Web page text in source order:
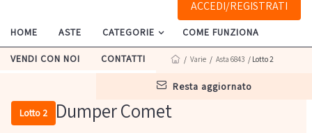
ACCEDI/REGISTRATI
HOME ASTE CATEGORIE COME FUNZIONA
VENDI CON NOI CONTATTI
resta aggiornato
/ Varie / Asta 6843 / Lotto 2
Lotto 2 Dumper Comet